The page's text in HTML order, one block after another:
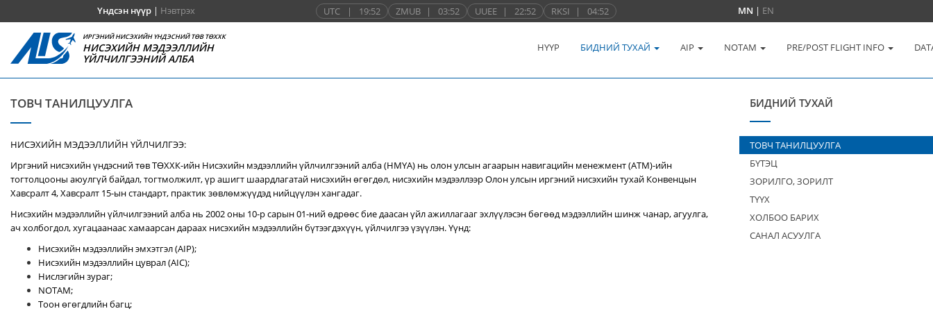
Үндсэн нүүр| Нэвтрэх UTC | 19:52 ZMUB | 03:52 UUEE | 22:52 RKSI | 04:52 MN | EN
ИРГЭНИЙ НИСЭХИЙН ҮНДЭСНИЙ ТӨВ ТӨХХК
НИСЭХИЙН МЭДЭЭЛЛИЙН
ҮЙЛЧИЛГЭЭНИЙ АЛБА
НҮҮР БИДНИЙ ТУХАЙ AIP NOTAM PRE/POST FLIGHT INFO
ТОВЧ ТАНИЛЦУУЛГА
НИСЭХИЙН МЭДЭЭЛЛИЙН ҮЙЛЧИЛГЭЭ:
Иргэний нисэхийн үндэсний төв ТӨХХК-ийн Нисэхийн мэдээллийн үйлчилгээний алба (НМҮА) нь олон улсын агаарын навигацийн менежмент (ATM)-ийн
тогтолцооны аюулгүй байдал, тогтмолжилт, үр ашигт шаардлагатай нисэхийн өгөгдөл, нисэхийн мэдээллээр Олон улсын иргэний нисэхийн тухай Конвенцын
Хавсралт 4, Хавсралт 15-ын стандарт, практик зөвлөмжүүдэд нийцүүлэн хангадаг.
Нисэхийн мэдээллийн үйлчилгээний алба нь 2002 оны 10-р сарын 01-ний өдрөөс бие даасан үйл ажиллагааг эхлүүлэсэн бөгөөд мэдээллийн шинж чанар, агуулга,
ач холбогдол, хугацаанаас хамаарсан дараах нисэхийн мэдээллийн бүтээгдэхүүн, үйлчилгээ үзүүлэн. Үүнд:
Нисэхийн мэдээллийн эмхэтгэл (AIP);
Нисэхийн мэдээллийн цуврал (AIC);
Нислэгийн зураг;
NOTAM;
Тоон өгөгдлийн багц;
БИДНИЙ ТУХАЙ
ТОВЧ ТАНИЛЦУУЛГА
БҮТЭЦ
ЗОРИЛГО, ЗОРИЛТ
ТҮҮХ
ХОЛБОО БАРИХ
САНАЛ АСУУЛГА